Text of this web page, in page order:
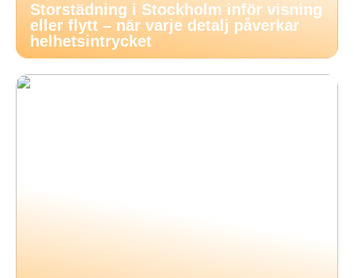
Storstädning i Stockholm inför visning
eller flytt – när varje detalj påverkar
helhetsintrycket